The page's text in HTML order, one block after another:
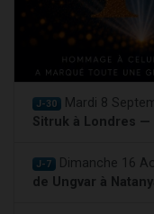
J-30 Mardi 8
Sitruk à Londres —
J-7 Dimanche 16
de Ungvar à